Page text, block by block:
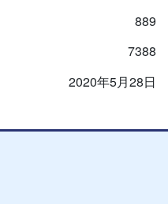
889
7388
2020年5月28日